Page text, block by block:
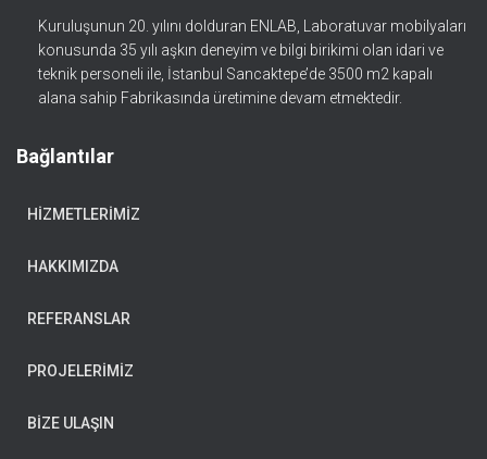
Kuruluşunun 20. yılını dolduran ENLAB, Laboratuvar mobilyaları
konusunda 35 yılı aşkın deneyim ve bilgi birikimi olan idari ve
teknik personeli ile, İstanbul Sancaktepe’de 3500 m2 kapalı
alana sahip Fabrikasında üretimine devam etmektedir.
Bağlantılar
HIZMETLERIMIZ
HAKKIMIZDA
REFERANSLAR
PROJELERIMIZ
BIZE ULAŞIN